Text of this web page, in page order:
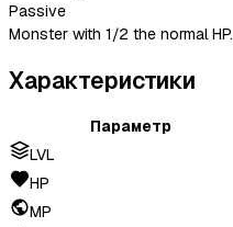
Passive
Monster with 1/2 the normal HP.
Характеристики
Параметр
LVL
HP
MP